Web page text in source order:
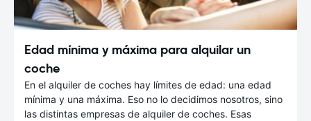
Edad mínima y máxima para alquilar un
coche
En el alquiler de coches hay límites de edad: una edad
mínima y una máxima. Eso no lo decidimos nosotros, sino
las distintas empresas de alquiler de coches. Esas